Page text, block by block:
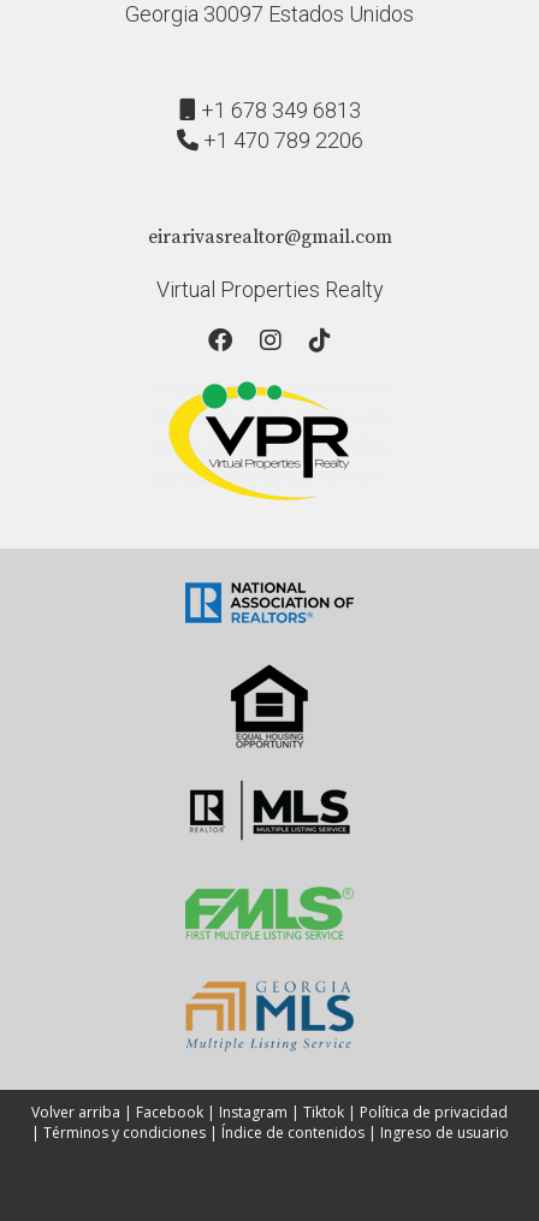
Georgia 30097 Estados Unidos
+1 678 349 6813
+1 470 789 2206
eirarivasrealtor@gmail.com
Virtual Properties Realty
Volver arriba | Facebook | Instagram | Tiktok | Política de privacidad
| Términos y condiciones| Índice de contenidos| Ingreso de usuario